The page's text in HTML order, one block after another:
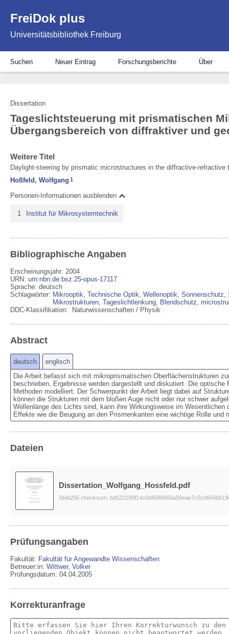
FreiDok plus
Universitätsbibliothek Freiburg
Suchen Neuer Eintrag Forschungsberichte Über
Dissertation
Tageslichtsteuerung mit prismatischen
Übergangsbereich von diffraktiver und
Weitere Titel
Daylight-steering by prismatic microstructures in the diffractive-refractive
Hoßfeld, Wolfgang 1
Personen-Informationen ausblenden
1 Institut für Mikrosystemtechnik
Bibliographische Angaben
Erscheinungsjahr: 2004
URN: urn:nbn:de:bsz:25-opus-17117
Sprache: deutsch
Schlagwörter: Mikrooptik, Technische Optik, Wellenoptik, Sonnenschutz,
Mikrostrukturen, Tageslichtlenkung, Blendschutz,
DDC-Klassifikation:
Naturwissenschaften / Physik
Abstract
deutsch
englisch
Die Arbeit befasst sich mit mikroprismatischen Oberflächenstrukturen
beschrieben, Ergebnisse werden dargestellt und diskutiert. Die
Methoden modelliert. Der Schwerpunkt der Arbeit liegt dabei auf
können die Strukturen mit dem bloßen Auge nicht oder nur schwer
Wellenlänge des Lichts sind, kann ihre Wirkungsweise im
Effekte wie die Beugung an den Prismenkanten eine wichtige Rolle
Dateien
Dissertation_Wolfgang_Hossfeld.pdf
SHA256 checksum:
Prüfungsangaben
Fakultät: Fakultät für Angewandte Wissenschaften
Betreuer:in: Wittwer, Volker
Prüfungsdatum: 04.04.2005
Korrekturanfrage